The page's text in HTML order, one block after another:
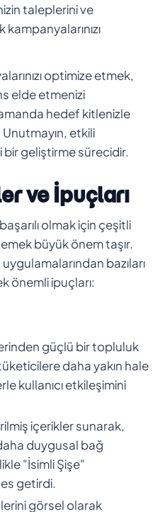
taleplerini ve
optimize etmek,
elde etmenizi
hedef kitlenizle
Unutmayın, etkili
geliştirme sürecidir.
ve İpuçları
olmak için çeşitli
büyük önem taşır.
bazıları
önemli ipuçları:
güçlü bir topluluk
daha yakın hale
kullanıcı etkileşimini
içerikler sunarak,
duygusal bağ
"İsimli Şişe"
getirdi.
görsel olarak